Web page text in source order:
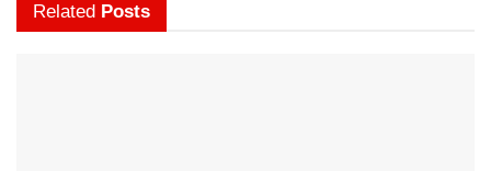
Related Posts